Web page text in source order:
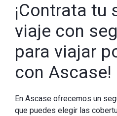
¡Contrata tu
viaje con
para viajar
con Ascase!
En Ascase ofrecemos un
que puedes elegir las